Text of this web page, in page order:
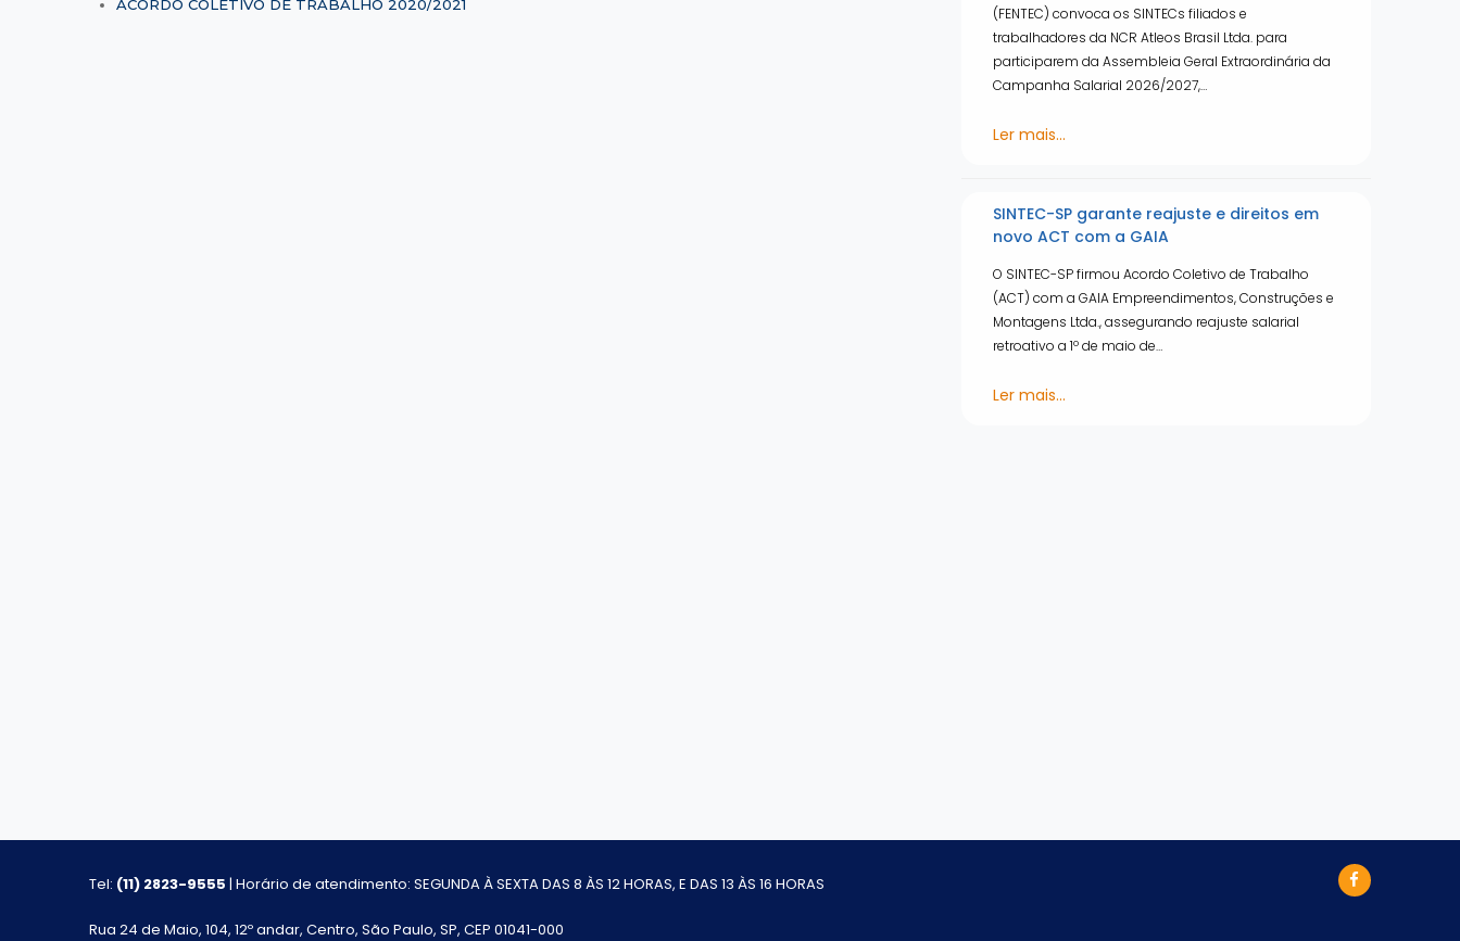
ACORDO COLETIVO DE TRABALHO 2020/2021
(FENTEC) convoca os SINTECs filiados e
trabalhadores da NCR Atleos Brasil Ltda. para
participarem da Assembleia Geral Extraordinária da
Campanha Salarial 2026/2027,…
Ler mais...
SINTEC-SP garante reajuste e direitos em
novo ACT com a GAIA
O SINTEC-SP firmou Acordo Coletivo de Trabalho
(ACT) com a GAIA Empreendimentos, Construções e
Montagens Ltda., assegurando reajuste salarial
retroativo a 1º de maio de…
Ler mais...
Tel: (11) 2823-9555 | Horário de atendimento: SEGUNDA À SEXTA DAS 8 ÀS 12 HORAS, E DAS 13 ÀS 16 HORAS
Rua 24 de Maio, 104, 12º andar, Centro, São Paulo, SP, CEP 01041-000